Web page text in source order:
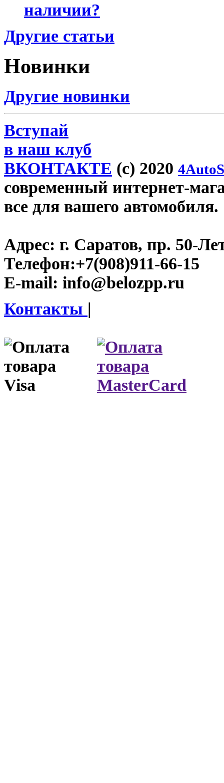
наличии?
Другие статьи
Новинки
Другие новинки
Вступай
в наш клуб
ВКОНТАКТЕ (c) 2020
современный интернет-
все для вашего автомобиля.
Адрес: г. Саратов, пр. 50-
Телефон:+7(908)911-66-15
E-mail: info@belozpp.ru
Контакты |